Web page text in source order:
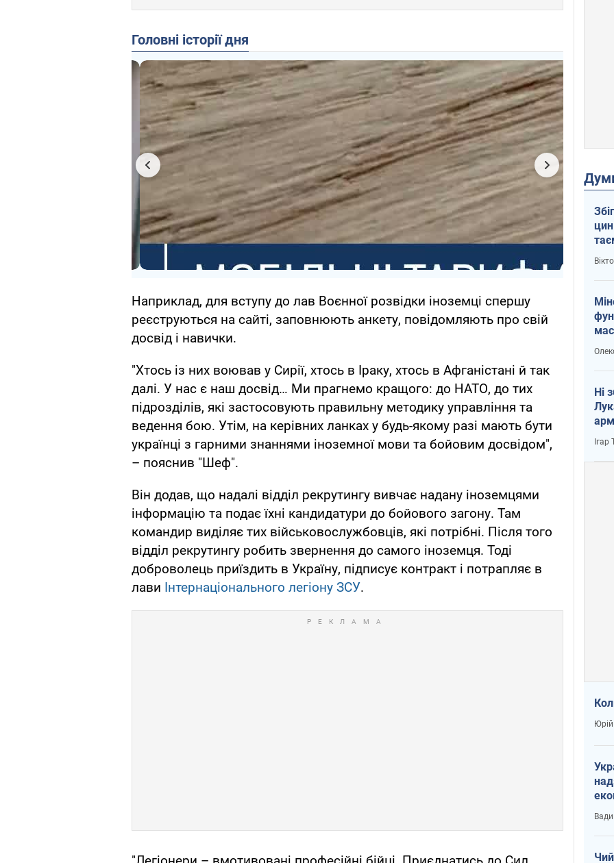
Головні історії дня
Наприклад, для вступу до лав Воєнної розвідки іноземці спершу
реєструються на сайті, заповнюють анкету, повідомляють про свій
досвід і навички.
"Хтось із них воював у Сирії, хтось в Іраку, хтось в Афганістані й так
далі. У нас є наш досвід… Ми прагнемо кращого: до НАТО, до тих
підрозділів, які застосовують правильну методику управління та
ведення бою. Утім, на керівних ланках у будь-якому разі мають бути
українці з гарними знаннями іноземної мови та бойовим досвідом",
– пояснив "Шеф".
Він додав, що надалі відділ рекрутингу вивчає надану іноземцями
інформацію та подає їхні кандидатури до бойового загону. Там
командир виділяє тих військовослужбовців, які потрібні. Після того
відділ рекрутингу робить звернення до самого іноземця. Тоді
доброволець приїздить в Україну, підписує контракт і потрапляє в
лави Інтернаціонального легіону ЗСУ.
і
Ні